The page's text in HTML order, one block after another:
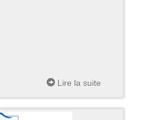
Lire la suite